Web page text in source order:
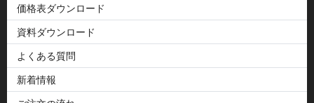
価格表ダウンロード
資料ダウンロード
よくある質問
新着情報